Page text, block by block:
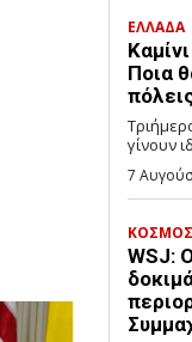
ΕΛΛΑΔΑ
Ποια
γίνουν
7
ΚΟΣΜΟΣ
WSJ: